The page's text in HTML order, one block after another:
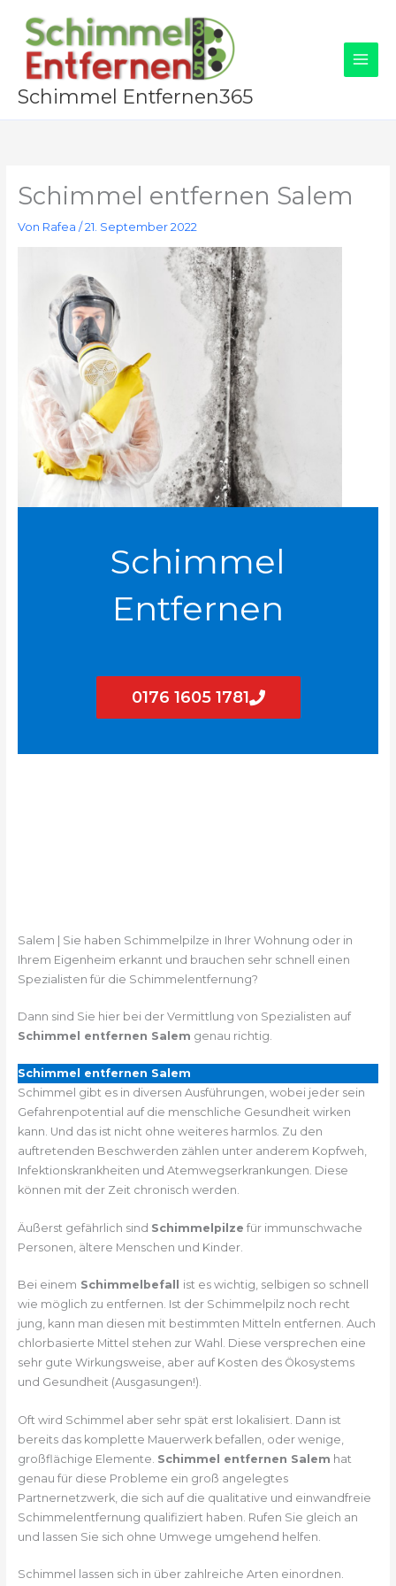
Inhalt
springen
Schimmel Entfernen365
Schimmel entfernen Salem
Von Rafea /21. September 2022
Schimmel
Entfernen
0176 1605 1781
Salem | Sie haben Schimmelpilze in Ihrer Wohnung oder in
Ihrem Eigenheim erkannt und brauchen sehr schnell einen
Spezialisten für die Schimmelentfernung?
Dann sind Sie hier bei der Vermittlung von Spezialisten auf
Schimmel entfernen Salem genau richtig.
Schimmel entfernen Salem
Schimmel gibt es in diversen Ausführungen, wobei jeder sein
Gefahrenpotential auf die menschliche Gesundheit wirken
kann. Und das ist nicht ohne weiteres harmlos. Zu den
auftretenden Beschwerden zählen unter anderem Kopfweh,
Infektionskrankheiten und Atemwegserkrankungen. Diese
können mit der Zeit chronisch werden.
Äußerst gefährlich sind Schimmelpilze für immunschwache
Personen, ältere Menschen und Kinder.
Bei einem Schimmelbefall ist es wichtig, selbigen so schnell
wie möglich zu entfernen. Ist der Schimmelpilz noch recht
jung, kann man diesen mit bestimmten Mitteln entfernen. Auch
chlorbasierte Mittel stehen zur Wahl. Diese versprechen eine
sehr gute Wirkungsweise, aber auf Kosten des Ökosystems
und Gesundheit (Ausgasungen!).
Oft wird Schimmel aber sehr spät erst lokalisiert. Dann ist
bereits das komplette Mauerwerk befallen, oder wenige,
großflächige Elemente. Schimmel entfernen Salem hat
genau für diese Probleme ein groß angelegtes
Partnernetzwerk, die sich auf die qualitative und einwandfreie
Schimmelentfernung qualifiziert haben. Rufen Sie gleich an
und lassen Sie sich ohne Umwege umgehend helfen.
Schimmel lassen sich in über zahlreiche Arten einordnen.